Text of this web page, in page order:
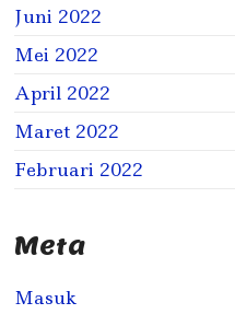
Juni 2022
Mei 2022
April 2022
Maret 2022
Februari 2022
Meta
Masuk